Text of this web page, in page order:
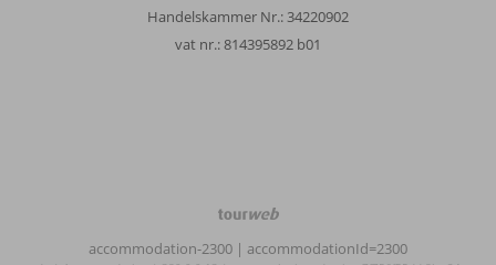
Handelskammer Nr.: 34220902
vat nr.: 814395892 b01
TourWeb
accommodation-2300 | accommodationId=2300